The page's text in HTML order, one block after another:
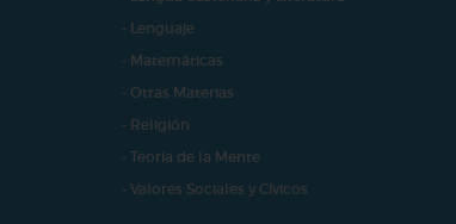
- Lenguaje
- Matemáticas
- Otras Materias
- Religión
- Teoría de la Mente
- Valores Sociales y Cívicos